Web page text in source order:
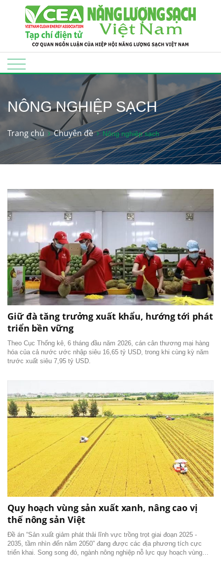
NÔNG NGHIỆP SẠCH
Trang chủ Chuyên đề Nông nghiệp sạch
Giữ đà tăng trưởng xuất khẩu, hướng tới phát
triển bền vững
Theo Cục Thống kê, 6 tháng đầu năm 2026, cán cân thương mại hàng
hóa của cả nước ước nhập siêu 16,65 tỷ USD, trong khi cùng kỳ năm
trước xuất siêu 7,95 tỷ USD.
Quy hoạch vùng sản xuất xanh, nâng cao vị
thế nông sản Việt
Đề án “Sản xuất giảm phát thải lĩnh vực trồng trọt giai đoạn 2025 -
2035, tầm nhìn đến năm 2050” đang được các địa phương tích cực
triển khai. Song song đó, ngành nông nghiệp nỗ lực quy hoạch vùng